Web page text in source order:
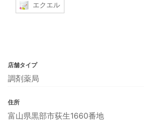
エクエル
店舗タイプ
調剤薬局
住所
富山県黒部市荻生1660番地